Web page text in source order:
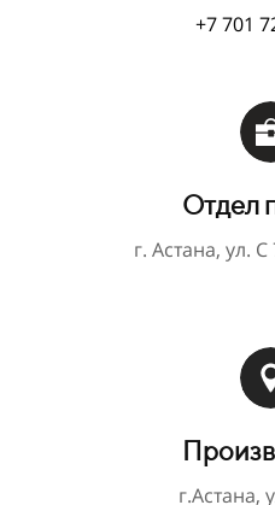
+7 701
Отдел
г. Астана, ул.
П
г.Астана,